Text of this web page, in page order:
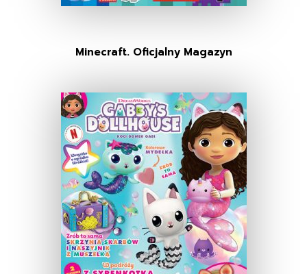
Minecraft. Oficjalny Magazyn